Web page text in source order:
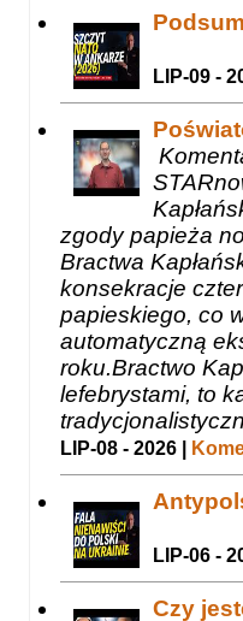
LIP-09 -
zgody papieża
Bractwa
konsekracje
papieskiego, co
automatyczną
roku.Bractwo
lefebrystami, to
LIP-08 - 2026 |
LIP-06 -
Czy